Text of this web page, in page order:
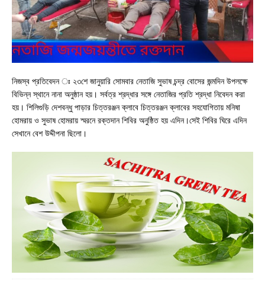
নিজস্ব প্রতিবেদন ঃ ২৩শে জানুয়ারি সোমবার নেতাজি সুভাষ চন্দ্র বোসের জন্মদিন উপলক্ষে
বিভিন্ন স্থানে নানা অনুষ্ঠান হয়। সর্বত্র শ্রদ্ধার সঙ্গে নেতাজির প্রতি শ্রদ্ধা নিবেদন করা
হয়। শিলিগুড়ি দেশবন্ধু পাড়ার চিত্তরঞ্জন ক্লাবে চিত্তরঞ্জন ক্লাবের সহযোগিতায় মনিষা
হোমরায় ও সুভাষ হোমরায় স্মরনে রক্তদান শিবির অনুষ্ঠিত হয় এদিন।সেই শিবির ঘিরে এদিন
সেখানে বেশ উদ্দীপনা ছিলো।